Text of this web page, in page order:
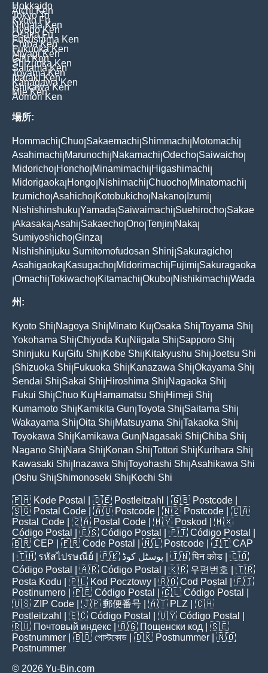
Hokkaido
Aichi Ken
Tokyo To
Kyoto Fu
Niigata Ken
Hyogo Ken
Osaka Fu
Fukushima Ken
Chiba Ken
Fukuoka Ken
Miyagi Ken
Gifu Ken
Shizuoka Ken
Saitama Ken
Toyama Ken
Ibaraki Ken
Kanagawa Ken
Ishikawa Ken
Mie Ken
Aomori Ken
場所:
Hommachi Chuo Sakaemachi Shimmachi Motomachi
Asahimachi Marunochi Nakamachi Odecho Saiwaicho
Midoricho Honcho Minamimachi Higashimachi
Midorigaoka Hongo Nishimachi Chuocho Minatomachi
Izumicho Asahicho Kotobukicho Nakano Izumi
Nishishinshuku Yamada Saiwaimachi Suehirocho Sakae
Akasaka Asahi Sakaecho Ono Tenjin Naka
Sumiyoshicho Ginza
Nishishinjuku Sumitomofudosan Shinj Sakuragicho
Asahigaoka Kasugacho Midorimachi Fujimi Sakuragaoka
Omachi Tokiwacho Kitamachi Okubo Nishikimachi Wada
州:
Kyoto Shi Nagoya Shi Minato Ku Osaka Shi Toyama Shi
Yokohama Shi Chiyoda Ku Niigata Shi Sapporo Shi
Shinjuku Ku Gifu Shi Kobe Shi Kitakyushu Shi Joetsu Shi
Shizuoka Shi Fukuoka Shi Kanazawa Shi Okayama Shi
Sendai Shi Sakai Shi Hiroshima Shi Nagaoka Shi
Fukui Shi Chuo Ku Hamamatsu Shi Himeji Shi
Kumamoto Shi Kamikita Gun Toyota Shi Saitama Shi
Wakayama Shi Oita Shi Matsuyama Shi Takaoka Shi
Toyokawa Shi Kamikawa Gun Nagasaki Shi Chiba Shi
Nagano Shi Nara Shi Konan Shi Tottori Shi Kurihara Shi
Kawasaki Shi Inazawa Shi Toyohashi Shi Asahikawa Shi
Oshu Shi Shimonoseki Shi Kochi Shi
🇵🇭 Kode Postal | 🇩🇪 Postleitzahl | 🇬🇧 Postcode
🇸🇬 Postal Code | 🇦🇺 Postcode | 🇳🇿 Postcode | 🇨🇦
Postal Code | 🇿🇦 Postal Code | 🇲🇾 Poskod
| 🇲🇽
Código Postal
| 🇪🇸 Código Postal | 🇵🇹 Código Postal
🇧🇷 CEP | 🇫🇷 Code Postal | 🇳🇱 Postcode | 🇮🇹 CAP
| 🇹🇭 รหัสไปรษณีย์ | 🇵🇰 پوسٹل کوڈ | 🇮🇳पिन कोड | 🇨🇴
Código Postal
| 🇦🇷 Código Postal | 🇰🇷 우편번호
| 🇹🇷
Posta Kodu | 🇵🇱 Kod Pocztowy | 🇷🇴 Cod Poștal
| 🇫🇮
Postinumero | 🇵🇪 Código Postal | 🇨🇱 Código Postal
🇺🇸 ZIP Code | 🇯🇵 郵便番号 | 🇦🇹 PLZ | 🇨🇭
Postleitzahl
| 🇪🇨 Código Postal | 🇺🇾 Código Postal
🇷🇺 Почтовый индекс | 🇧🇬 Пощенски код | 🇸🇪
Postnummer | 🇧🇩 পোস্টকোড | 🇩🇰 Postnummer | 🇳🇴
Postnummer
© 2026 Yu-Bin.com